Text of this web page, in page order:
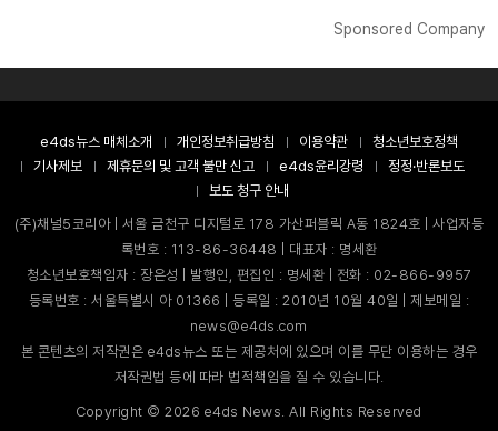
Sponsored Company
e4ds뉴스 매체소개 개인정보취급방침 이용약관
청소년보호정책
기사제보
제휴문의 및 고객 불만 신고 e4ds윤리강령
정정·반론보도
보도 청구 안내
(주)채널5코리아 | 서울 금천구 디지털로 178 가산퍼블릭 A동 1824호 | 사업자등
록번호 : 113-86-36448 | 대표자 : 명세환
청소년보호책임자 : 장은성 | 발행인, 편집인 : 명세환 | 전화 : 02-866-9957
등록번호 : 서울특별시 아 01366 | 등록일 : 2010년 10월 40일 | 제보메일 :
news@e4ds.com
본 콘텐츠의 저작권은 e4ds뉴스 또는 제공처에 있으며 이를 무단 이용하는 경우
저작권법 등에 따라 법적책임을 질 수 있습니다.
Copyright ©2026 e4ds News. All Rights Reserved